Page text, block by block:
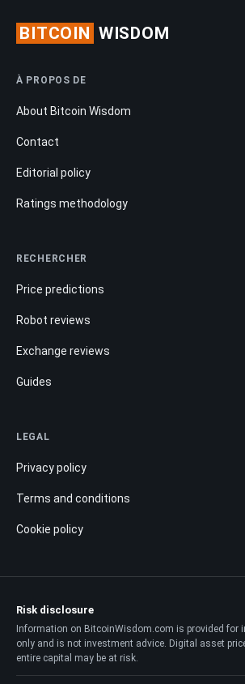
BITCOIN WISDOM
À PROPOS DE
About Bitcoin Wisdom
Contact
Editorial policy
Ratings methodology
RECHERCHER
Price predictions
Robot reviews
Exchange reviews
Guides
LEGAL
Privacy policy
Terms and conditions
Cookie policy
Risk disclosure
Information on BitcoinWisdom.com is provided for
only and is not investment advice. Digital asset
entire capital may be at risk.